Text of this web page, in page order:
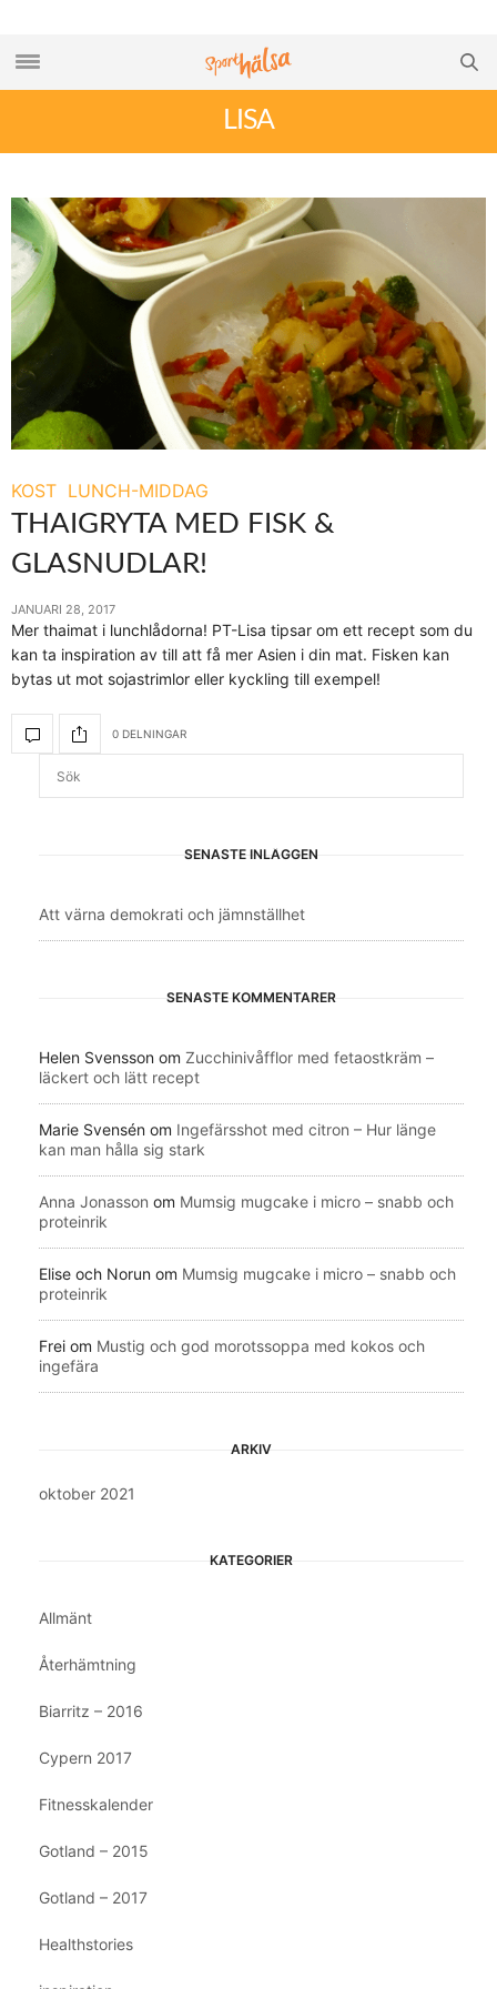
LISA
KOST LUNCH-MIDDAG
THAIGRYTA MED FISK &
GLASNUDLAR!
JANUARI 28, 2017
Mer thaimat i lunchlådorna! PT-Lisa tipsar om ett recept som du
kan ta inspiration av till att få mer Asien i din mat. Fisken kan
bytas ut mot sojastrimlor eller kyckling till exempel!
0 DELNINGAR
SENASTE INLÄGGEN
Att värna demokrati och jämnställhet
SENASTE KOMMENTARER
Helen Svensson om Zucchinivåfflor med fetaostkräm –
läckert och lätt recept
Marie Svensén om Ingefärsshot med citron – Hur länge
kan man hålla sig stark
Anna Jonasson om Mumsig mugcake i micro – snabb och
proteinrik
Elise och Norun om Mumsig mugcake i micro – snabb och
proteinrik
Frei om Mustig och god morotssoppa med kokos och
ingefära
ARKIV
oktober 2021
KATEGORIER
Allmänt
Återhämtning
Biarritz – 2016
Cypern 2017
Fitnesskalender
Gotland – 2015
Gotland – 2017
Healthstories